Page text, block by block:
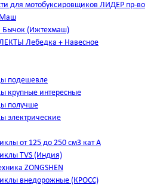
для мотобуксировщиков ЛИДЕР пр-во
Бычок (Ижтехмаш)
Лебедка + Навесное
подешевле
крупные интересные
получше
электрические
от 125 до 250 см3 кат А
TVS (Индия)
ZONGSHEN
внедорожные (КРОСС)